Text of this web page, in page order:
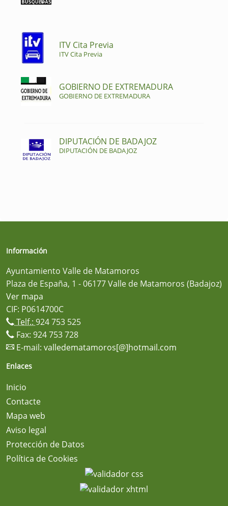
ITV Cita Previa
ITV Cita Previa
GOBIERNO DE EXTREMADURA
GOBIERNO DE EXTREMADURA
DIPUTACIÓN DE BADAJOZ
DIPUTACIÓN DE BADAJOZ
Información
Ayuntamiento Valle de Matamoros
Plaza de España, 1 - 06177 Valle de Matamoros (Badajoz)
Ver mapa
CIF: P0614700C
Telf.: 924 753 525
Fax: 924 753 728
E-mail: valledematamoros[@]hotmail.com
Enlaces
Inicio
Contacte
Mapa web
Aviso legal
Protección de Datos
Política de Cookies